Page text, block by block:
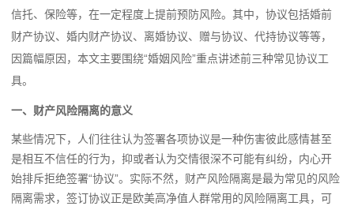
信托、保险等，在一定程度上提前预防风险。其中，协议包括婚前
财产协议、婚内财产协议、离婚协议、赠与协议、代持协议等等，
因篇幅原因，本文主要围绕“婚姻风险”重点讲述前三种常见协议工
具。
一、财产风险隔离的意义
某些情况下，人们往往认为签署各项协议是一种伤害彼此感情甚至
是相互不信任的行为，抑或者认为交情很深不可能有纠纷，内心开
始排斥拒绝签署“协议”。实际不然，财产风险隔离是最为常见的风险
隔离需求，签订协议正是欧美高净值人群常用的风险隔离工具，可